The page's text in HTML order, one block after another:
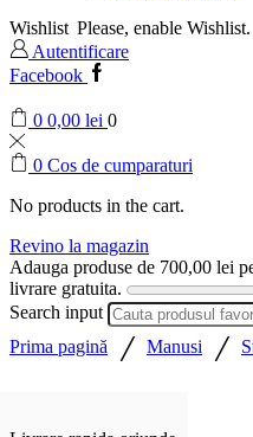
Wishlist Please, enable Wishlist.
Autentificare
Facebook
0 0,00 lei 0
0 Cos de cumparaturi
No products in the cart.
Revino la magazin
Adauga produse de 700,00 lei
livrare gratuita.
Search input
Prima pagină / Manusi /